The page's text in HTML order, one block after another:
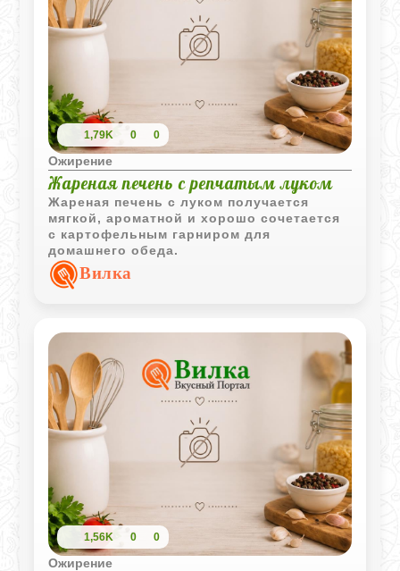
1,79K 0 0
Ожирение
Жареная печень с репчатым луком
Жареная печень с луком получается
мягкой, ароматной и хорошо сочетается
с картофельным гарниром для
домашнего обеда.
Вилка
1,56K 0 0
Ожирение